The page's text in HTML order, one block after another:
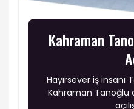
Kahraman
Hayırsever iş insanı
Kahraman Tanoğlu